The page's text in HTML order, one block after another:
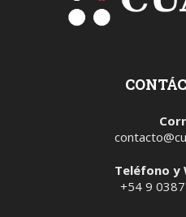
Teléfono y
+54 9